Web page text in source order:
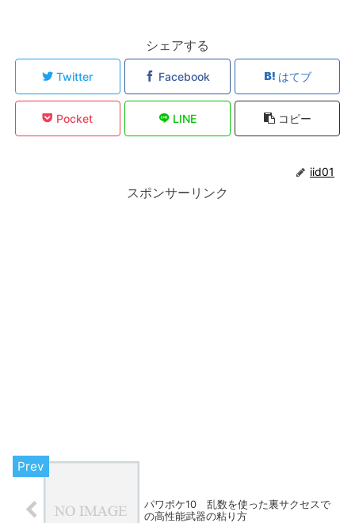
シェアする
Twitter Facebook はてブ
Pocket LINE コピー
iid01
スポンサーリンク
パワポケ10 乱数を使った裏サクセスで
の高性能武器の粘り方